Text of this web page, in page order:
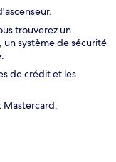
trouverez un
système de sécurité
de crédit et les
Mastercard.